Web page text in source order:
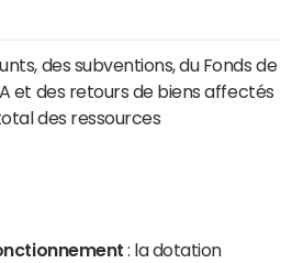
des subventions, du Fonds de
et des retours de biens affectés
des ressources
: la dotation